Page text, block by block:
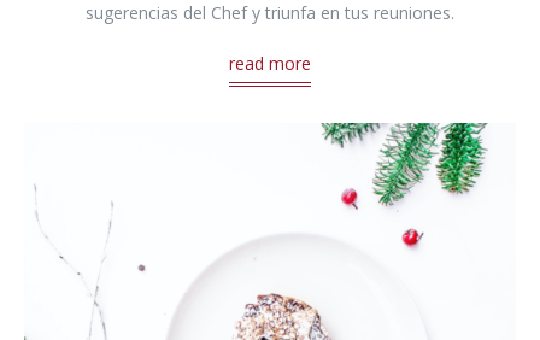
sugerencias del Chef y triunfa en tus reuniones.
read more